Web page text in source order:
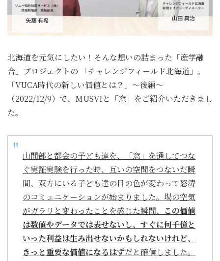
北海道を元気にしたい！そんな想いの詰まった「産学融
合」プロジェクトの 「チャレンジフィールド北海道」。
「VUCA時代の新しい価値とは？」～後編～
（2022/12/9）で、MUSVIと「窓」をご紹介いただきまし
た。
山間部と都会の子ども達を、「窓」を通してつな
ぐ実証実験を行った時、互いの空間をつないだ瞬
間、双方にいる子ども達の目の色が変わって怒涛
のコミュニケーションが始まりました。場の空気
がガラリと変わったことを感じた瞬間、
この価値
は数値やデータでは表せないし、すぐに何千億と
いった利益は生み出せないかもしれないけれど、
きっと重要な価値になるはずだと確信しました。